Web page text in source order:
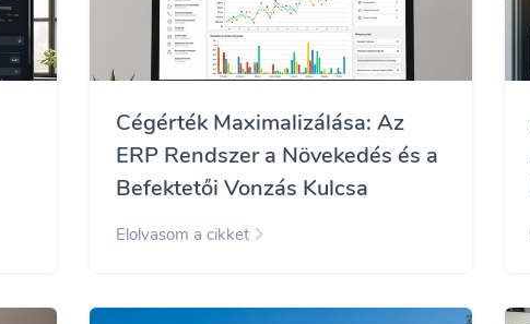
Cégérték Maximalizálása: Az
ERP Rendszer a Növekedés és a
Befektetői Vonzás Kulcsa
Elolvasom a cikket